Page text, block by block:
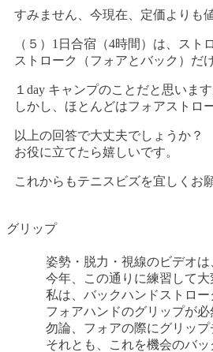
すみません、今現在、定価よりも
（５）1日合宿（4時間）は、ス
ストローク（フォアとバック）だ
１day キャンプのことだと思いま
しかし、ほとんどはフォアストロ
以上の回答で大丈夫でしょうか？
お役に立てたら嬉しいです。
これからもテニスビズを宜しくお
グリップ
姿勢・脱力・視線のビデオ
今年、この通りに練習して
私は、バックハンドストロ
フォアハンドのグリップが
勿論、フォアの際にグリッ
それとも、これを機会のバ